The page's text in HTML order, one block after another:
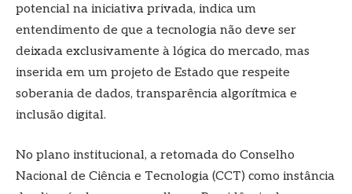
potencial na iniciativa privada, indica um
entendimento de que a tecnologia não deve ser
deixada exclusivamente à lógica do mercado, mas
inserida em um projeto de Estado que respeite
soberania de dados, transparência algorítmica e
inclusão digital.
No plano institucional, a retomada do Conselho
Nacional de Ciência e Tecnologia (CCT) como instância